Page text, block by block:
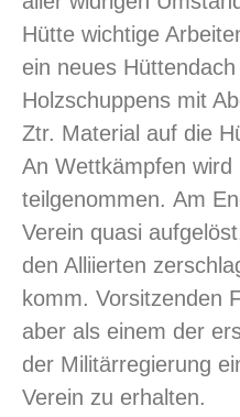
Hütte wichtige
ein neues
Holzschuppens mit
Ztr. Material auf die
An Wettkämpfen wird
teilgenommen. Am
Verein quasi
den Alliierten
komm. Vorsitzenden
aber als einem der
der Militärregierung
Verein zu erhalten.